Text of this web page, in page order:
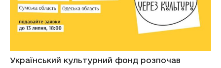
Український культурний фонд розпочав